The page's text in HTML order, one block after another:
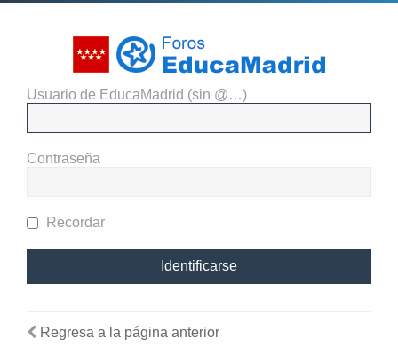
Usuario de EducaMadrid (sin @…)
Contraseña
Recordar
Regresa a la página anterior